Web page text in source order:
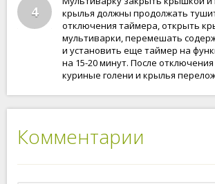
4
крылья должны продолжать
отключения таймера, открыть
мультиварки, перемешать
и установить еще таймер на
на 15-20 минут. После
куриные голени и крылья
Комментарии